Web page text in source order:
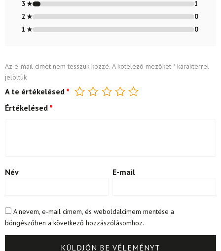
3 ★
1
2 ★
0
1 ★
0
Az e-mail címet nem tesszük közzé. A kötelező mezőket *karakterrel
jelöltük
A te értékelésed *
Értékelésed *
Név E-mail
A nevem, e-mail címem, és weboldalcímem mentése a
böngészőben a következő hozzászólásomhoz.